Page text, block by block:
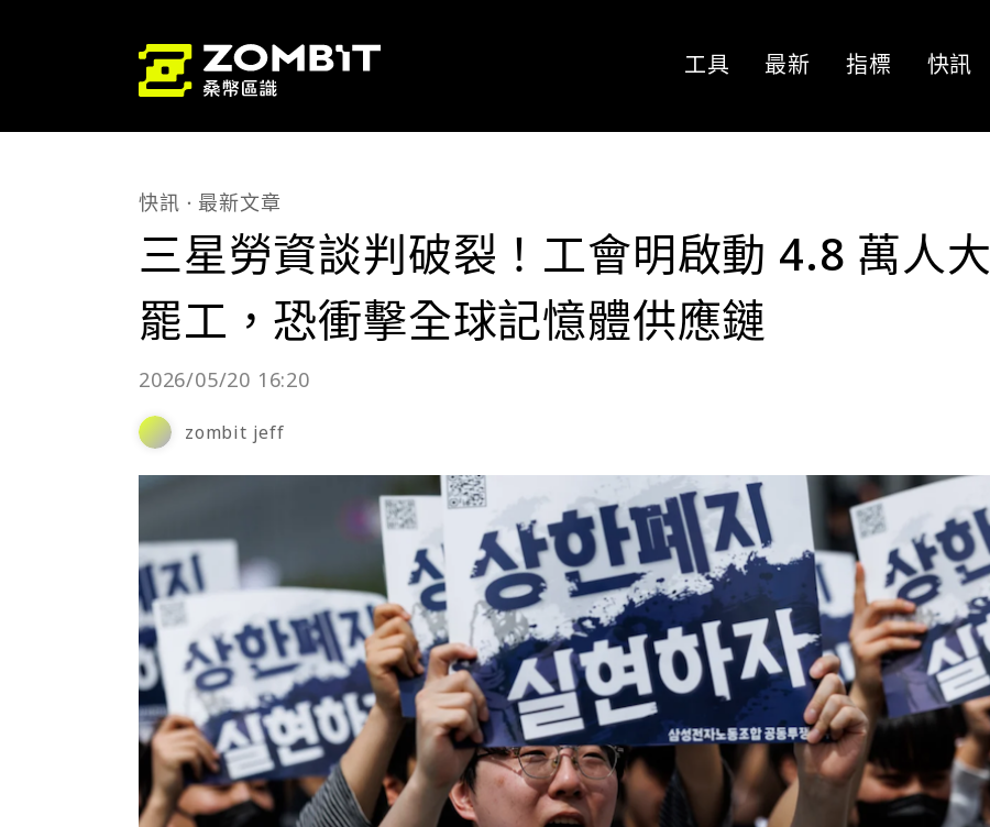
工具 最新 指標 快訊
快訊 最新文章
三星勞資談判破裂！工會明啟動 4.8 萬人大
罷工，恐衝擊全球記憶體供應鏈
2026/05/20 16:20
zombit jeff